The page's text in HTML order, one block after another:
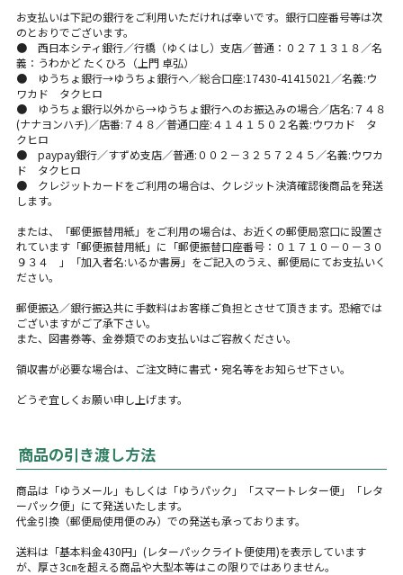
お支払いは下記の銀行をご利用いただければ幸いです。銀行口座番号等は次
のとおりでございます。
● 西日本シティ銀行／行橋（ゆくはし）支店／普通：０２７１３１８／名
義：うわかど たくひろ（上門 卓弘）
● ゆうちょ銀行→ゆうちょ銀行へ／総合口座:17430-41415021／名義:ウ
ワカド タクヒロ
● ゆうちょ銀行以外から→ゆうちょ銀行へのお振込みの場合／店名:７４８
(ナナヨンハチ)／店番:７４８／普通口座:４１４１５０２名義:ウワカド タ
クヒロ
● paypay銀行／すずめ支店／普通:００２－３２５７２４５／名義:ウワカ
ド タクヒロ
● クレジットカードをご利用の場合は、クレジット決済確認後商品を発送
します。
または、「郵便振替用紙」をご利用の場合は、お近くの郵便局窓口に設置さ
れています「郵便振替用紙」に「郵便振替口座番号：０１７１０－０－３０
９３４ 」「加入者名:いるか書房」をご記入のうえ、郵便局にてお支払いく
ださい。
郵便振込／銀行振込共に手数料はお客様ご負担とさせて頂きます。恐縮では
ございますがご了承下さい。
また、図書券等、金券類でのお支払いはご容赦ください。
領収書が必要な場合は、ご注文時に書式・宛名等をお知らせ下さい。
どうぞ宜しくお願い申し上げます。
商品の引き渡し方法
商品は「ゆうメール」もしくは「ゆうパック」「スマートレター便」「レタ
ーパック便」にて発送いたします。
代金引換（郵便局使用便のみ）での発送も承っております。
送料は「基本料金430円」(レターパックライト便使用)を表示しています
が、厚さ3㎝を超える商品や大型本等はこの限りではありません。